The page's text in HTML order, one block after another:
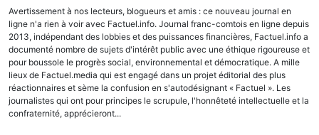
Avertissement à nos lecteurs, blogueurs et amis : ce nouveau journal en
ligne n'a rien à voir avec Factuel.info. Journal franc-comtois en ligne depuis
2013, indépendant des lobbies et des puissances financières, Factuel.info a
documenté nombre de sujets d'intérêt public avec une éthique rigoureuse et
pour boussole le progrès social, environnemental et démocratique. A mille
lieux de Factuel.media qui est engagé dans un projet éditorial des plus
réactionnaires et sème la confusion en s'autodésignant « Factuel ». Les
journalistes qui ont pour principes le scrupule, l'honnêteté intellectuelle et la
confraternité, apprécieront...